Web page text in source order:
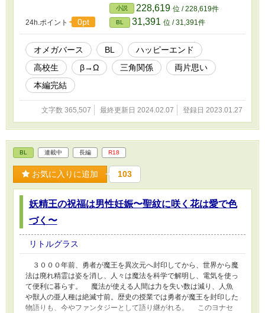
入れる。 バース社会は、長く続いたアルファ至上主義によって
数が激減し、現代では１０００人に１人にまでへり、昔は社会的地
位の低かったオメガが今では、家の宝として蝶よ花よと大事に守り
育てられている。そして、アルファ達はそんなオメガに傅き必死に
求婚するのである。 バース社会を知らないベータ育ちの慶介は
警護についてくれるアルファたちに守られながら、オメガという性
を受け入れていく。 ＊＊＊ 前半は、ベータ育ちで無知なオメガ
の慶介と警護としては優秀だがアルファとしては最後の一押しの足
らない根っからの補佐アルファの酒田との、ほのかな両片想い。
後半は、無知オメガの慶介に運命の番が現れて本能に振り回され
ながらも、心で望むものを選び抜くモヤモヤMAXの三角関係です。
＊＊ ※独自設定ありのオメガバースなのでご注意ください。 ※
た。
24h.ポイント 0pt
小説 228,619 位 / 228,619件
BL 31,391 位 / 31,391件
オメガバース BL
ハッピーエンド
高校生
β→Ω 三角関係
両片思い
本編完結
文字数 365,507 最終更新日 2024.02.07 登録日 2023.01.27
BL 連載中 長編 R18
お気に入りに追加 103
妖精王の祝福は男性妊娠〜聖紋に咲く花は愛で色
づく〜
リトルグラス
３０００年前、勇者が魔王を異次元へ封印してから、世界から魔
法は廃れ精霊は姿を消し、人々は魔法を科学で解明し、電気を使っ
て便利に暮らす。 魔法が使える人間は力を失い数は減り、人魚
や獣人の亜人種は絶滅寸前。歴史の授業では勇者が魔王を封印した
物語りも、今やファンタジーとして語り継がれる。 このヨナセ